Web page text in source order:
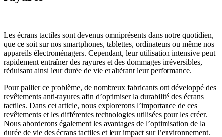
Les écrans tactiles sont devenus omniprésents dans notre quotidien,
que ce soit sur nos smartphones, tablettes, ordinateurs ou même nos
appareils électroménagers. Cependant, leur utilisation intensive peut
rapidement entraîner des rayures et des dommages irréversibles,
réduisant ainsi leur durée de vie et altérant leur performance.
Pour pallier ce problème, de nombreux fabricants ont développé des
revêtements anti-rayures afin d’optimiser la durabilité des écrans
tactiles. Dans cet article, nous explorerons l’importance de ces
revêtements et les différentes technologies utilisées pour les créer.
Nous aborderons également les avantages de l’optimisation de la
durée de vie des écrans tactiles et leur impact sur l’environnement.